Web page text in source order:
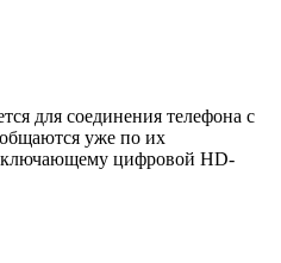
для соединения телефона с
общаются уже по их
цифровой HD-